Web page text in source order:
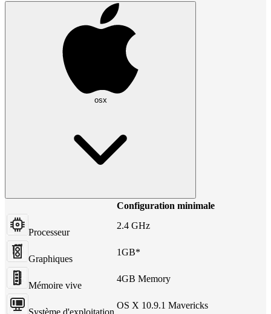
osx
Configuration minimale
Processeur
2.4 GHz
Graphiques
1GB*
Mémoire vive
4GB Memory
Système d'exploitation
OS X 10.9.1 Mavericks